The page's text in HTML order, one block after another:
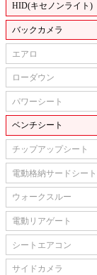
HID(キセノンライト)
バックカメラ
エアロ
ローダウン
パワーシート
ベンチシート
チップアップシート
電動格納サードシート
ウォークスルー
電動リアゲート
シートエアコン
サイドカメラ